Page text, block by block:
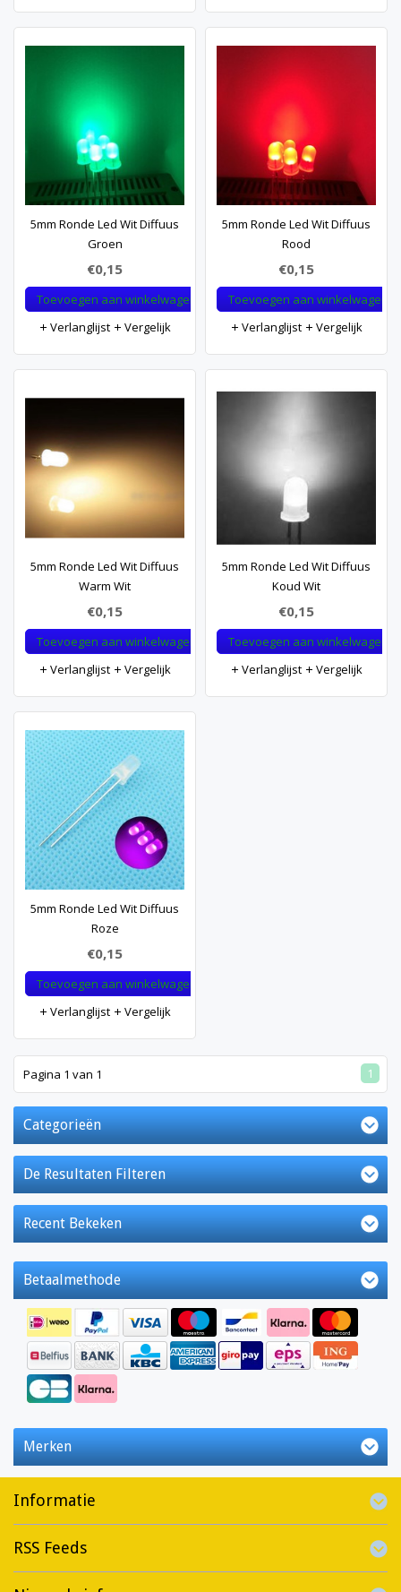
5mm Ronde Led Wit Diffuus
Groen
€0,15
Toevoegen aan winkelwagen
Verlanglijst
Vergelijk
5mm Ronde Led Wit Diffuus
Rood
€0,15
Toevoegen aan winkelwagen
Verlanglijst
Vergelijk
5mm Ronde Led Wit Diffuus
Warm Wit
€0,15
Toevoegen aan winkelwagen
Verlanglijst
Vergelijk
5mm Ronde Led Wit Diffuus
Koud Wit
€0,15
Toevoegen aan winkelwagen
Verlanglijst
Vergelijk
5mm Ronde Led Wit Diffuus
Roze
€0,15
Toevoegen aan winkelwagen
Verlanglijst
Vergelijk
Pagina 1 van 1 1
Categorieën
De Resultaten Filteren
Recent Bekeken
Betaalmethode
Merken
Informatie
RSS Feeds